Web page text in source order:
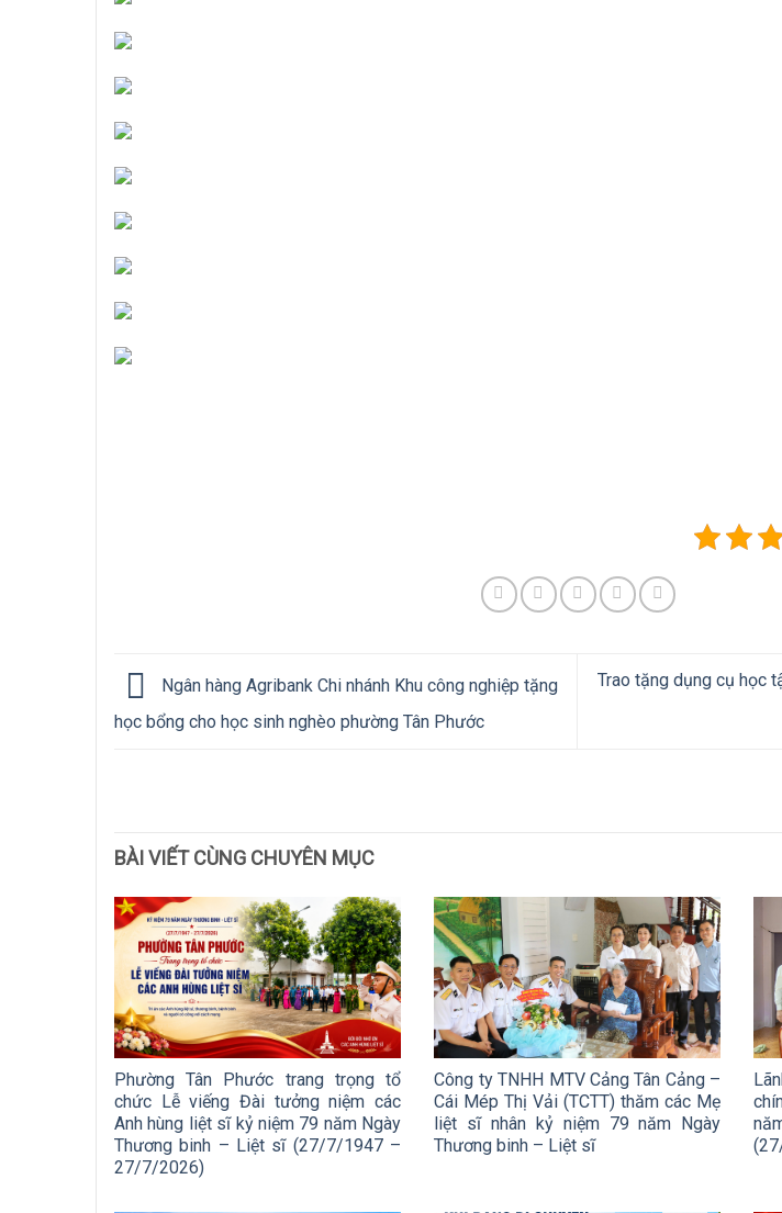
Ngân hàng Agribank Chi nhánh Khu công nghiệp tặng
học bổng cho học sinh nghèo phường Tân Phước
Trao tặng dụng cụ học
BÀI VIẾT CÙNG CHUYÊN MỤC
Phường Tân Phước trang trọng tổ
chức Lễ viếng Đài tưởng niệm các
Anh hùng liệt sĩ kỷ niệm 79 năm Ngày
Thương binh – Liệt sĩ (27/7/1947 –
27/7/2026)
Công ty TNHH MTV Cảng Tân Cảng –
Cái Mép Thị Vải (TCTT) thăm các Mẹ
liệt sĩ nhân kỷ niệm 79 năm Ngày
Thương binh – Liệt sĩ